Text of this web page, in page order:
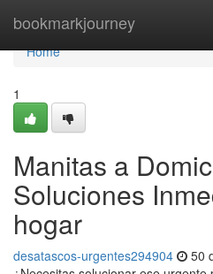
bookmarkjourney
Home
Home
1
Manitas a
Soluciones
hogar
desatascos-urgentes294904 50